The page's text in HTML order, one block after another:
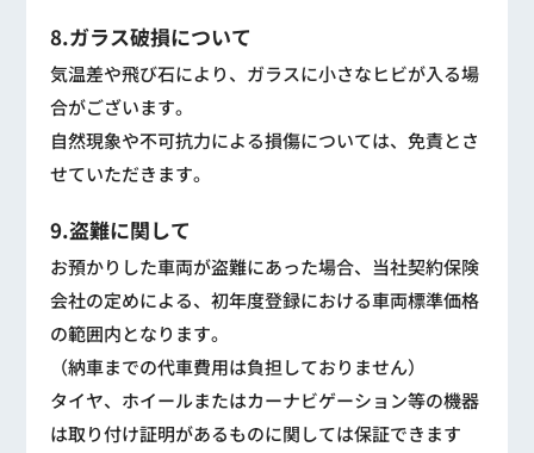
8.ガラス破損について
気温差や飛び石により、ガラスに小さなヒビが入る場
合がございます。
自然現象や不可抗力による損傷については、免責とさ
せていただきます。
9.盗難に関して
お預かりした車両が盗難にあった場合、当社契約保険
会社の定めによる、初年度登録における車両標準価格
の範囲内となります。
（納車までの代車費用は負担しておりません）
タイヤ、ホイールまたはカーナビゲーション等の機器
は取り付け証明があるものに関しては保証できます